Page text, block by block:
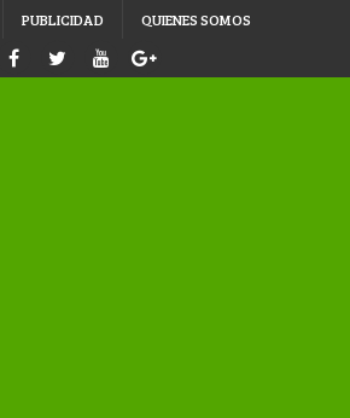
PUBLICIDAD QUIENES SOMOS